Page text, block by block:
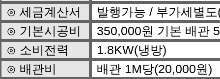
⊙ 세금계산서
발행가능 / 부가세별
⊙ 기본시공비
350,000원 기본 배관
⊙ 소비전력
1.8KW(냉방)
⊙ 배관비
배관 1M당(20,000원)